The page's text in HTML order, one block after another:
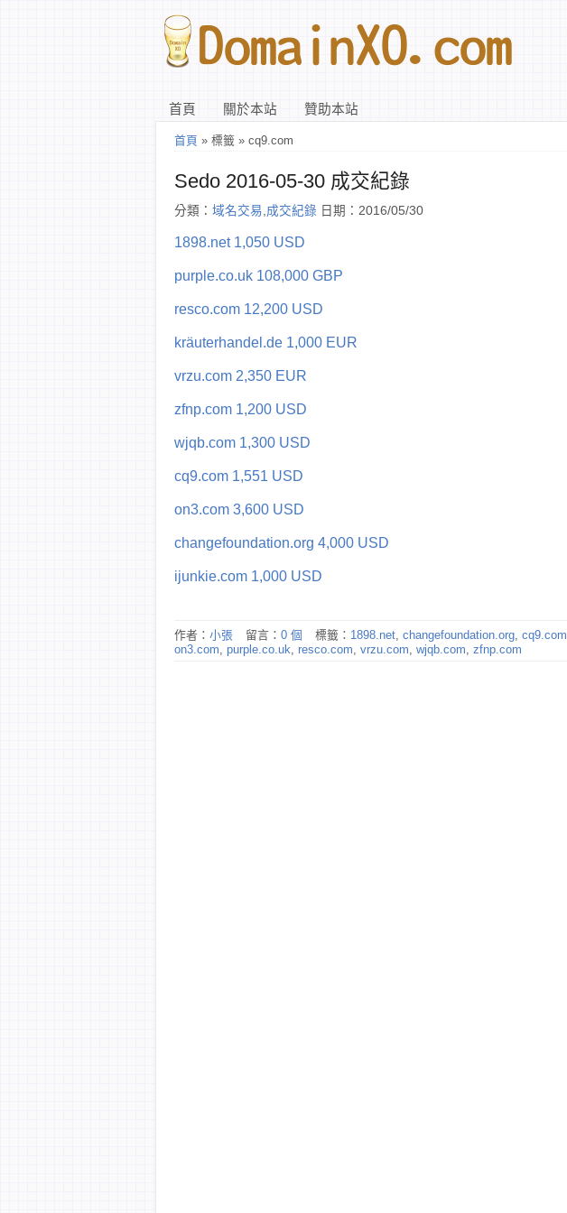
首頁 關於本站 贊助本站
首頁 » 標籤 » cq9.com
Sedo 2016-05-30 成交紀錄
分類： 域名交易,成交紀錄 日期：2016/05/30
1898.net 1,050 USD
purple.co.uk 108,000 GBP
resco.com 12,200 USD
kräuterhandel.de 1,000 EUR
vrzu.com 2,350 EUR
zfnp.com 1,200 USD
wjqb.com 1,300 USD
cq9.com 1,551 USD
on3.com 3,600 USD
changefoundation.org 4,000 USD
ijunkie.com 1,000 USD
作者： 小張 留言： 0 個 標籤： 1898.net, changefoundation.org, cq9.com
on3.com, purple.co.uk, resco.com, vrzu.com, wjqb.com, zfnp.com